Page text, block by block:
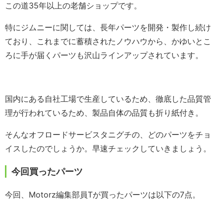
この道35年以上の老舗ショップです。
特にジムニーに関しては、長年パーツを開発・製作し続け
ており、これまでに蓄積されたノウハウから、かゆいとこ
ろに手が届くパーツも沢山ラインアップされています。
国内にある自社工場で生産しているため、徹底した品質管
理が行われているため、製品自体の品質も折り紙付き。
そんなオフロードサービスタニグチの、どのパーツをチョ
イスしたのでしょうか。早速チェックしていきましょう。
今回買ったパーツ
今回、Motorz編集部員Tが買ったパーツは以下の7点。